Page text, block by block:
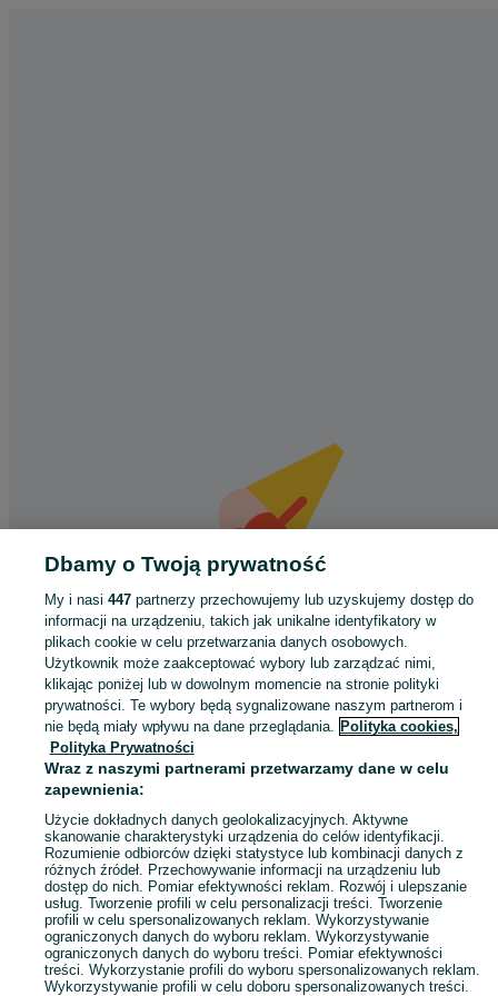
Coś poszło nie tak
Odśwież tę stronę lub wróć na stronę główną.
Odśwież
Dbamy o Twoją prywatność
My i nasi 447partnerzy przechowujemy lub uzyskujemy dostęp do
informacji na urządzeniu, takich jak unikalne identyfikatory w
plikach cookie w celu przetwarzania danych osobowych.
Użytkownik może zaakceptować wybory lub zarządzać nimi,
klikając poniżej lub w dowolnym momencie na stronie polityki
prywatności. Te wybory będą sygnalizowane naszym partnerom i
nie będą miały wpływu na dane przeglądania. Polityka cookies,
Polityka Prywatności
Wraz z naszymi partnerami przetwarzamy dane w celu
zapewnienia:
Użycie dokładnych danych geolokalizacyjnych. Aktywne
skanowanie charakterystyki urządzenia do celów identyfikacji.
Rozumienie odbiorców dzięki statystyce lub kombinacji danych z
różnych źródeł. Przechowywanie informacji na urządzeniu lub
dostęp do nich. Pomiar efektywności reklam. Rozwój i ulepszanie
usług. Tworzenie profili w celu personalizacji treści. Tworzenie
profili w celu spersonalizowanych reklam. Wykorzystywanie
ograniczonych danych do wyboru reklam. Wykorzystywanie
ograniczonych danych do wyboru treści. Pomiar efektywności
treści. Wykorzystanie profili do wyboru spersonalizowanych reklam.
Wykorzystywanie profili w celu doboru spersonalizowanych treści.